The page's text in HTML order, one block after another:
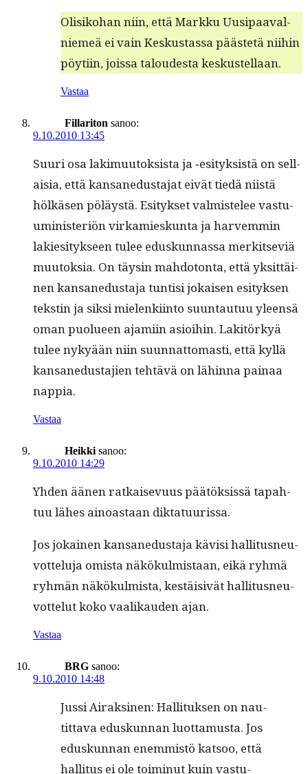
Olisiko­han niin, että Markku Uusi­paaval­
niemeä ei vain Keskus­tas­sa päästetä niihin
pöyti­in, jois­sa taloud­es­ta keskustellaan.
Vastaa
Fillariton sanoo:
9.10.2010 13:45
Suuri osa lakimuu­tok­sista ja ‑esi­tyk­sistä on sel­l­
aisia, että kansane­dus­ta­jat eivät tiedä niistä
hölkäsen pöläys­tä. Esi­tyk­set valmis­telee vas­tu­
umin­is­ter­iön virkamieskun­ta ja harvem­min
lakiesi­tyk­seen tulee eduskun­nas­sa merk­it­se­viä
muu­tok­sia. On täysin mah­do­ton­ta, että yksit­täi­
nen kansane­dus­ta­ja tun­tisi jokaisen esi­tyk­sen
tek­stin ja sik­si mie­lenki­in­to suun­tau­tuu yleen­sä
oman puolueen ajami­in asioi­hin. Lak­itörkyä
tulee nykyään niin suun­nat­tomasti, että kyl­lä
kansane­dus­ta­jien tehtävä on lähin­na painaa
nappia.
Vastaa
Heikki sanoo:
9.10.2010 14:29
Yhden äänen ratkai­se­vu­us päätök­sis­sä tapah­
tuu läh­es ain­oas­taan diktatuurissa.
Jos jokainen kansane­dus­ta­ja kävisi hal­li­tus­neu­
vot­telu­ja omista näkökul­mis­taan, eikä ryh­mä
ryh­män näkökul­mista, kestäi­sivät hal­li­tus­neu­
vot­te­lut koko vaa­likau­den ajan.
Vastaa
BRG sanoo:
9.10.2010 14:48
Jus­si Airaksi­nen: Hal­li­tuk­sen on nau­
tit­ta­va eduskun­nan luot­ta­mus­ta. Jos
eduskun­nan enem­mistö kat­soo, että
hal­li­tus ei ole toimin­ut kuin vas­tu­